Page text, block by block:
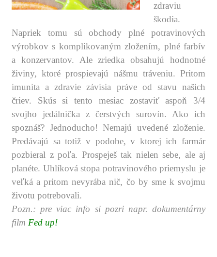
zdraviu
škodia.
Napriek tomu sú obchody plné potravinových
výrobkov s komplikovaným zložením, plné farbív
a konzervantov. Ale zriedka obsahujú hodnotné
živiny, ktoré prospievajú nášmu tráveniu. Pritom
imunita a zdravie závisia práve od stavu našich
čriev. Skús si tento mesiac zostaviť aspoň 3/4
svojho jedálnička z čerstvých surovín. Ako ich
spoznáš? Jednoducho! Nemajú uvedené zloženie.
Predávajú sa totiž v podobe, v ktorej ich farmár
pozbieral z poľa. Prospeješ tak nielen sebe, ale aj
planéte. Uhlíková stopa potravinového priemyslu je
veľká a pritom nevyrába nič, čo by sme k svojmu
životu potrebovali.
Pozn.: pre viac info si pozri napr. dokumentárny
film Fed up!